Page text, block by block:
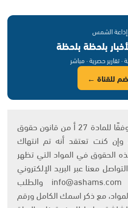
إذاعة الشمس
بلحظة بلحظة
· تقارير حصرية · مباشر
للقناة ←
يتم الاستخدام المواد وفقًا للمادة 27 أ من قانون حقوق
والنشر 2007، وإن كنت تعتقد أنه تم انتهاك
الحقوق في المواد التي تظهر
معنا عبر البريد الإلكتروني
على العنوان التالي: info@ashams.com والطلب
مع ذكر اسمك الكامل ورقم